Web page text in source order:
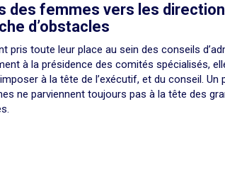
des femmes vers les
d’obstacles
pris toute leur place au sein des conseils
à la présidence des comités spécialisés,
à la tête de l’exécutif, et du conseil. Un
ne parviennent toujours pas à la tête des